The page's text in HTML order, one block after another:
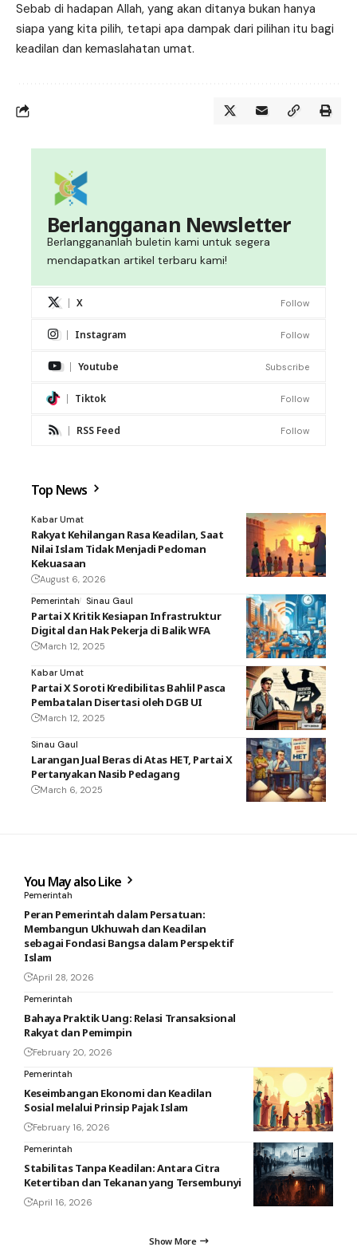
Sebab di hadapan Allah, yang akan ditanya bukan hanya
siapa yang kita pilih, tetapi apa dampak dari pilihan itu bagi
keadilan dan kemaslahatan umat.
Berlangganan Newsletter
Berlanggananlah buletin kami untuk segera
mendapatkan artikel terbaru kami!
X Follow
Instagram Follow
Youtube Subscribe
Tiktok Follow
RSS Feed Follow
Top News
Kabar Umat
Rakyat Kehilangan Rasa Keadilan, Saat
Nilai Islam Tidak Menjadi Pedoman
Kekuasaan
August 6, 2026
Pemerintah
Sinau Gaul
Partai X Kritik Kesiapan Infrastruktur
Digital dan Hak Pekerja di Balik WFA
March 12, 2025
Kabar Umat
Partai X Soroti Kredibilitas Bahlil Pasca
Pembatalan Disertasi oleh DGB UI
March 12, 2025
Sinau Gaul
Larangan Jual Beras di Atas HET, Partai X
Pertanyakan Nasib Pedagang
March 6, 2025
You May also Like
Pemerintah
Peran Pemerintah dalam Persatuan:
Membangun Ukhuwah dan Keadilan
sebagai Fondasi Bangsa dalam Perspektif
Islam
April 28, 2026
Pemerintah
Bahaya Praktik Uang: Relasi Transaksional
Rakyat dan Pemimpin
February 20, 2026
Pemerintah
Keseimbangan Ekonomi dan Keadilan
Sosial melalui Prinsip Pajak Islam
February 16, 2026
Pemerintah
Stabilitas Tanpa Keadilan: Antara Citra
Ketertiban dan Tekanan yang Tersembunyi
April 16, 2026
Show More